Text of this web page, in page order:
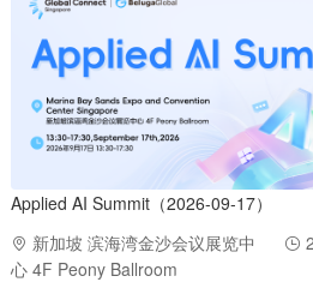
Applied AI Summit（2026-09-17）
新加坡 滨海湾金沙会议展览中
心 4F Peony Ballroom